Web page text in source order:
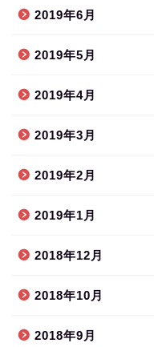
2019年6月
2019年5月
2019年4月
2019年3月
2019年2月
2019年1月
2018年12月
2018年10月
2018年9月